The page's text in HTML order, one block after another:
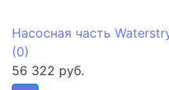
Насосная часть
(0)
56 322 руб.